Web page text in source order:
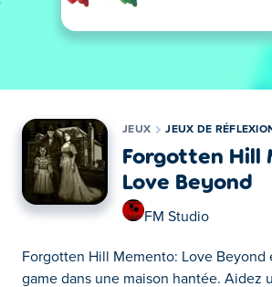
JEUX JEUX DE
Forgotten Hill
Love Beyond
FM Studio
Forgotten Hill Memento: Love Beyond
game dans une maison hantée. Aidez